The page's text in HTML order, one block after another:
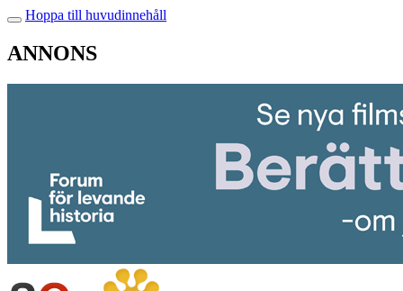
Hoppa till huvudinnehåll
ANNONS